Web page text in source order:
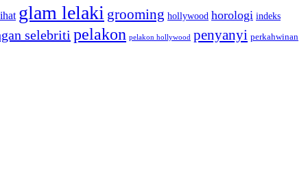
glam lelaki grooming hollywood horologi indeks
selebriti pelakon pelakon hollywood penyanyi perkahwinan